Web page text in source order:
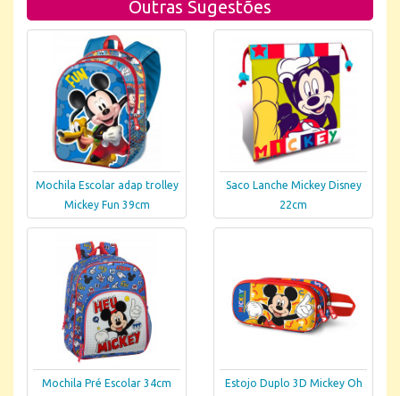
Outras Sugestões
Mochila Escolar adap trolley
Mickey Fun 39cm
Saco Lanche Mickey Disney
22cm
Mochila Pré Escolar 34cm Estojo Duplo 3D Mickey Oh